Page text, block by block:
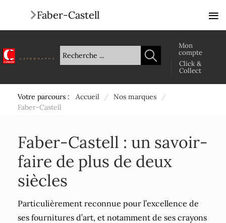
Mon
compte
Click &
Collect
Votre parcours : Accueil / Nos marques
/
Faber-Castell
Faber-Castell : un savoir-
faire de plus de deux
siècles
Particulièrement reconnue pour l’excellence de
ses fournitures d’art, et notamment de ses crayons
Faber-Castell ≡